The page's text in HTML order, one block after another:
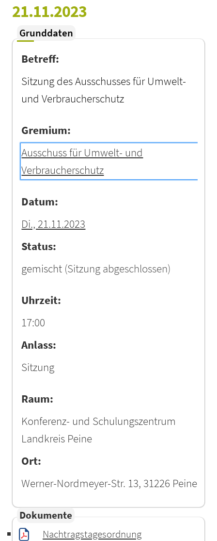
21.11.2023
Grunddaten
Betreff:
Sitzung des Ausschusses für Umwelt-
und Verbraucherschutz
Gremium:
Ausschuss für Umwelt- und
Verbraucherschutz
Datum:
Di., 21.11.2023
Status:
gemischt (Sitzung abgeschlossen)
Uhrzeit:
17:00
Anlass:
Sitzung
Raum:
Konferenz- und Schulungszentrum
Landkreis Peine
Ort:
Werner-Nordmeyer-Str. 13, 31226 Peine
Dokumente
Nachtragstagesordnung